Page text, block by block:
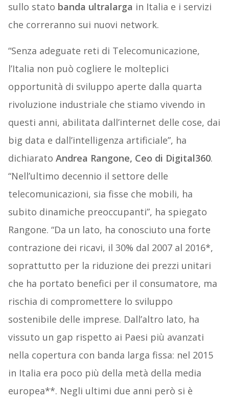
sullo stato banda ultralarga in Italia e i servizi
che correranno sui nuovi network.
“Senza adeguate reti di Telecomunicazione,
l’Italia non può cogliere le molteplici
opportunità di sviluppo aperte dalla quarta
rivoluzione industriale che stiamo vivendo in
questi anni, abilitata dall’internet delle cose, dai
big data e dall’intelligenza artificiale”, ha
dichiarato Andrea Rangone, Ceo di Digital360.
“Nell’ultimo decennio il settore delle
telecomunicazioni, sia fisse che mobili, ha
subito dinamiche preoccupanti”, ha spiegato
Rangone. “Da un lato, ha conosciuto una forte
contrazione dei ricavi, il 30% dal 2007 al 2016*,
soprattutto per la riduzione dei prezzi unitari
che ha portato benefici per il consumatore, ma
rischia di compromettere lo sviluppo
sostenibile delle imprese. Dall’altro lato, ha
vissuto un gap rispetto ai Paesi più avanzati
nella copertura con banda larga fissa: nel 2015
in Italia era poco più della metà della media
europea**. Negli ultimi due anni però si è